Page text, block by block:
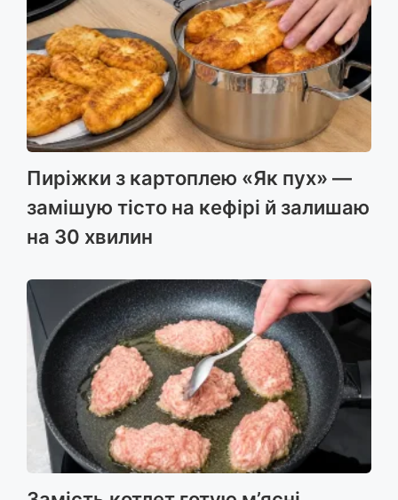
Пиріжки з картоплею «Як пух» —
замішую тісто на кефірі й залишаю
на 30 хвилин